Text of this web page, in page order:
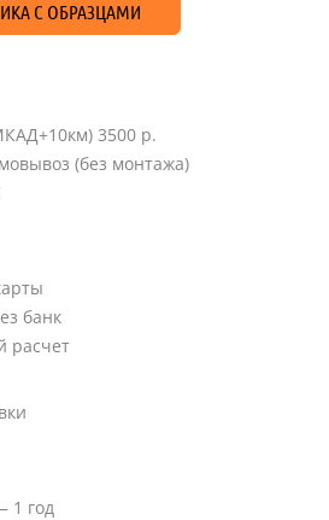
С ОБРАЗЦАМИ
3500 р.
(без монтажа)
банк
расчет
1 год